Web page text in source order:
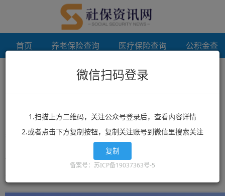
首页 养老保险查询 医疗保险查询 公积金查
档案代办
想了解档案代办？档案代办相关政策？档案代办最新消息？就来
12333社保查询网！这里有全网最丰富的精品档案代办相关文章资
讯，档案代办的最新信息可以让你快速的获取您想要了解的内容。
微信扫码登录
1.扫描上方二维码，关注公众号登录后，查看内容详情
2.或者点击下方复制按钮，复制关注账号到微信里搜索关注
复制
备案号：苏ICP备19037363号-5